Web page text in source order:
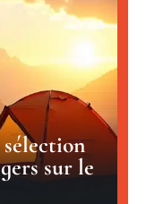
sur le